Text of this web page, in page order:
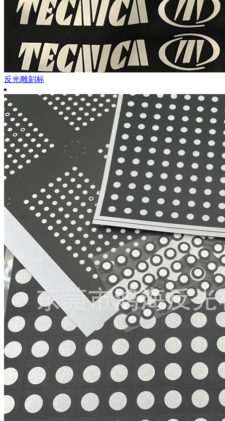
反光雕刻标